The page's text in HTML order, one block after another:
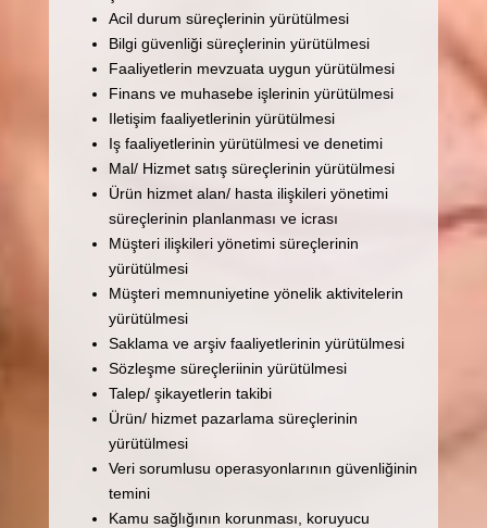
Acil durum süreçlerinin yürütülmesi
Bilgi güvenliği süreçlerinin yürütülmesi
Faaliyetlerin mevzuata uygun yürütülmesi
Finans ve muhasebe işlerinin yürütülmesi
Iletişim faaliyetlerinin yürütülmesi
Iş faaliyetlerinin yürütülmesi ve denetimi
Mal/ Hizmet satış süreçlerinin yürütülmesi
Ürün hizmet alan/ hasta ilişkileri yönetimi
süreçlerinin planlanması ve icrası
Müşteri ilişkileri yönetimi süreçlerinin
yürütülmesi
Müşteri memnuniyetine yönelik aktivitelerin
yürütülmesi
Saklama ve arşiv faaliyetlerinin yürütülmesi
Sözleşme süreçleriinin yürütülmesi
Talep/ şikayetlerin takibi
Ürün/ hizmet pazarlama süreçlerinin
yürütülmesi
Veri sorumlusu operasyonlarının güvenliğinin
temini
Kamu sağlığının korunması, koruyucu